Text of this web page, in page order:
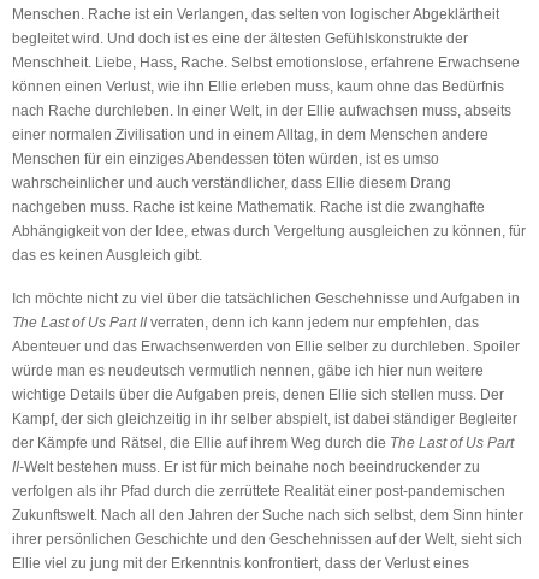
Menschen. Rache ist ein Verlangen, das selten von logischer Abgeklärtheit
begleitet wird. Und doch ist es eine der ältesten Gefühlskonstrukte der
Menschheit. Liebe, Hass, Rache. Selbst emotionslose, erfahrene Erwachsene
können einen Verlust, wie ihn Ellie erleben muss, kaum ohne das Bedürfnis
nach Rache durchleben. In einer Welt, in der Ellie aufwachsen muss, abseits
einer normalen Zivilisation und in einem Alltag, in dem Menschen andere
Menschen für ein einziges Abendessen töten würden, ist es umso
wahrscheinlicher und auch verständlicher, dass Ellie diesem Drang
nachgeben muss. Rache ist keine Mathematik. Rache ist die zwanghafte
Abhängigkeit von der Idee, etwas durch Vergeltung ausgleichen zu können, für
das es keinen Ausgleich gibt.
Ich möchte nicht zu viel über die tatsächlichen Geschehnisse und Aufgaben in
The Last of Us Part II verraten, denn ich kann jedem nur empfehlen, das
Abenteuer und das Erwachsenwerden von Ellie selber zu durchleben. Spoiler
würde man es neudeutsch vermutlich nennen, gäbe ich hier nun weitere
wichtige Details über die Aufgaben preis, denen Ellie sich stellen muss. Der
Kampf, der sich gleichzeitig in ihr selber abspielt, ist dabei ständiger Begleiter
der Kämpfe und Rätsel, die Ellie auf ihrem Weg durch die The Last of Us Part
II-Welt bestehen muss. Er ist für mich beinahe noch beeindruckender zu
verfolgen als ihr Pfad durch die zerrüttete Realität einer post-pandemischen
Zukunftswelt. Nach all den Jahren der Suche nach sich selbst, dem Sinn hinter
ihrer persönlichen Geschichte und den Geschehnissen auf der Welt, sieht sich
Ellie viel zu jung mit der Erkenntnis konfrontiert, dass der Verlust eines